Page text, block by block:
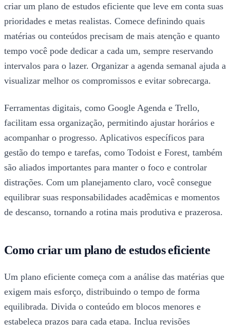
criar um plano de estudos eficiente que leve em conta suas
prioridades e metas realistas. Comece definindo quais
matérias ou conteúdos precisam de mais atenção e quanto
tempo você pode dedicar a cada um, sempre reservando
intervalos para o lazer. Organizar a agenda semanal ajuda a
visualizar melhor os compromissos e evitar sobrecarga.
Ferramentas digitais, como Google Agenda e Trello,
facilitam essa organização, permitindo ajustar horários e
acompanhar o progresso. Aplicativos específicos para
gestão do tempo e tarefas, como Todoist e Forest, também
são aliados importantes para manter o foco e controlar
distrações. Com um planejamento claro, você consegue
equilibrar suas responsabilidades acadêmicas e momentos
de descanso, tornando a rotina mais produtiva e prazerosa.
Como criar um plano de estudos eficiente
Um plano eficiente começa com a análise das matérias que
exigem mais esforço, distribuindo o tempo de forma
equilibrada. Divida o conteúdo em blocos menores e
estabeleça prazos para cada etapa. Inclua revisões